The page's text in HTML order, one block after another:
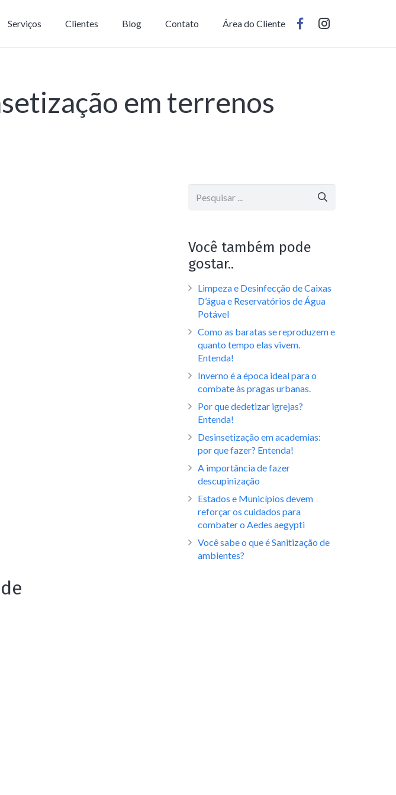
Serviços Clientes Blog Contato Área do Cliente
em terrenos
Você também pode
gostar..
Limpeza e Desinfecção de Caixas
D’água e Reservatórios de Água
Potável
Como as baratas se reproduzem e
quanto tempo elas vivem.
Entenda!
Inverno é a época ideal para o
combate às pragas urbanas.
Por que dedetizar igrejas?
Entenda!
Desinsetização em academias:
por que fazer? Entenda!
A importância de fazer
descupinização
Estados e Municípios devem
reforçar os cuidados para
combater o Aedes aegypti
Você sabe o que é Sanitização de
ambientes?